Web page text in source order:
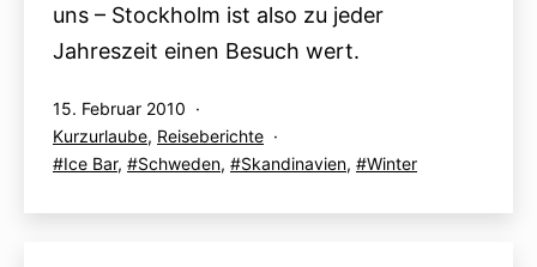
uns – Stockholm ist also zu jeder
Jahreszeit einen Besuch wert.
Veröffentlicht
am
15. Februar 2010
Kategorisiert
als
Kurzurlaube, Reiseberichte
Verschlagwortet
Ice Bar, Schweden, Skandinavien, Winter